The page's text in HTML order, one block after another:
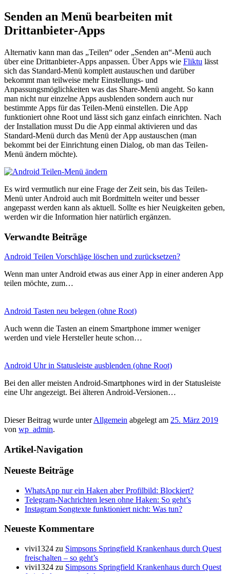
Senden an Menü bearbeiten mit
Drittanbieter-Apps
Alternativ kann man das „Teilen“ oder „Senden an“-Menü auch
über eine Drittanbieter-Apps anpassen. Über Apps wie Fliktu lässt
sich das Standard-Menü komplett austauschen und darüber
bekommt man teilweise mehr Einstellungs- und
Anpassungsmöglichkeiten was das Share-Menü angeht. So kann
man nicht nur einzelne Apps ausblenden sondern auch nur
bestimmte Apps für das Teilen-Menü einstellen. Die App
funktioniert ohne Root und lässt sich ganz einfach einrichten. Nach
der Installation musst Du die App einmal aktivieren und das
Standard-Menü durch das Menü der App austauschen (man
bekommt bei der Einrichtung einen Dialog, ob man das Teilen-
Menü ändern möchte).
Es wird vermutlich nur eine Frage der Zeit sein, bis das Teilen-
Menü unter Android auch mit Bordmitteln weiter und besser
angepasst werden kann als aktuell. Sollte es hier Neuigkeiten geben,
werden wir die Information hier natürlich ergänzen.
Verwandte Beiträge
Android Teilen Vorschläge löschen und zurücksetzen?
Wenn man unter Android etwas aus einer App in einer anderen App
teilen möchte, zum…
Android Tasten neu belegen (ohne Root)
Auch wenn die Tasten an einem Smartphone immer weniger
werden und viele Hersteller heute schon…
Android Uhr in Statusleiste ausblenden (ohne Root)
Bei den aller meisten Android-Smartphones wird in der Statusleiste
eine Uhr angezeigt. Bei älteren Android-Versionen…
Dieser Beitrag wurde unterAllgemein abgelegt am 25. März 2019
von wp_admin.
Artikel-Navigation
Neueste Beiträge
WhatsApp nur ein Haken aber Profilbild: Blockiert?
Telegram-Nachrichten lesen ohne Haken: So geht’s
Instagram Songtexte funktioniert nicht: Was tun?
Neueste Kommentare
vivi1324 zu Simpsons Springfield Krankenhaus durch Quest
freischalten – so geht’s
vivi1324 zu Simpsons Springfield Krankenhaus durch Quest